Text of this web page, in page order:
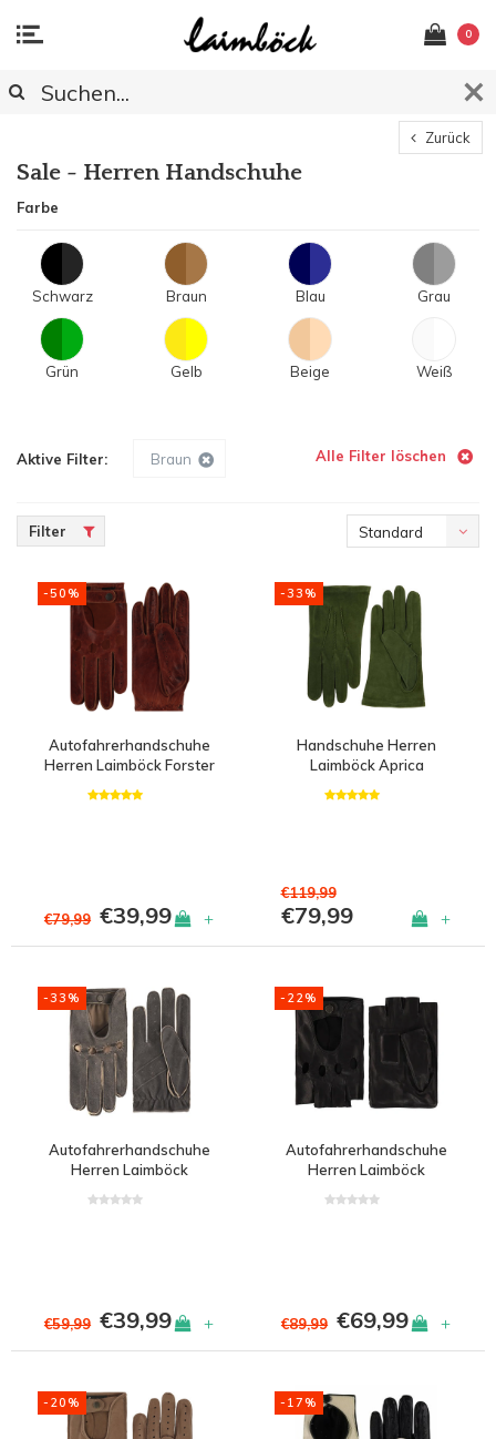
0
Zurück
Sale - Herren Handschuhe
Farbe
Schwarz Braun Blau Grau
Grün Gelb Beige Weiß
Aktive Filter: Braun Alle Filter löschen
Filter Standard
-50%
Autofahrerhandschuhe
Herren Laimböck Forster
€79,99 €39,99 +
-33%
Handschuhe Herren
Laimböck Aprica
€119,99
€79,99 +
-33%
Autofahrerhandschuhe
Herren Laimböck
€59,99 €39,99 +
-22%
Autofahrerhandschuhe
Herren Laimböck
€89,99 €69,99 +
-20% -17%